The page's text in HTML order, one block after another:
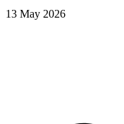
13 May 2026